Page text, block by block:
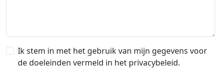
Ik stem in met het gebruik van mijn gegevens voor
de doeleinden vermeld in het privacybeleid.